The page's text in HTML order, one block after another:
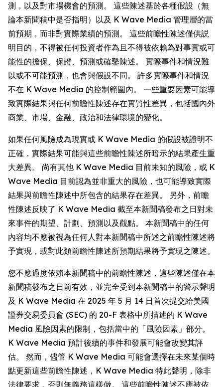
測，以及對市場機會的預測。 這些陳述基於各種假設（無
論本新聞稿中是否指明）以及 K Wave Media 管理層的當
前預期，而非對實際業績的預測。 這些前瞻性陳述僅供説
明目的，不得被任何投資者作為且不得被依賴為對事實或可
能性的擔保、保證、預測或確鑿陳述。 實際事件和情況難
以或不可能預測，也會與假設不同。 許多實際事件和情況
不在 K Wave Media 的控制範圍內。 一些重要因素可能導
致實際結果與任何前瞻性陳述存在實質性差異，包括國內外
商業、市場、金融、政治和法律環境的變化。
如果任何風險成為現實或 K Wave Media 的假設被證明不
正確，實際結果可能與這些前瞻性陳述所暗示的結果產生重
大差異。 尚有其他 K Wave Media 目前未知的風險，或 K
Wave Media 目前認為並非重大的風險，也可能導致實際
結果與前瞻性陳述中所包含的結果存在差異。 另外，前瞻
性陳述反映了 K Wave Media 截至本新聞稿發布之日對未
來事件的期望、計劃、預測以及觀點。 本新聞稿中的任何
內容均不應被視為任何人對本新聞稿中所述之前瞻性陳述將
予實現，或對此類前瞻性陳述所預期結果將予實現之陳述。
您不應過度依賴本新聞稿中的前瞻性陳述，這些陳述僅在本
新聞稿發布之日前有效，並完全受到本新聞稿中的警示聲明
及 K Wave Media 在 2025 年 5 月 14 日首次提交給美國
證券交易委員會 (SEC) 的 20-F 表格中所描述的 K Wave
Media 風險因素的限制，包括當中的「風險因素」部分。
K Wave Media 預計後續的事件和發展可能會改變其評
估。 然而，儘管 K Wave Media 可能會選擇在未來某個時
點更新這些前瞻性陳述，K Wave Media 特此聲明，除非
法律要求，否則無義務這樣做。 這些前瞻性陳述不應被依